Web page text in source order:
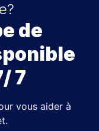
de
7
vous aider à